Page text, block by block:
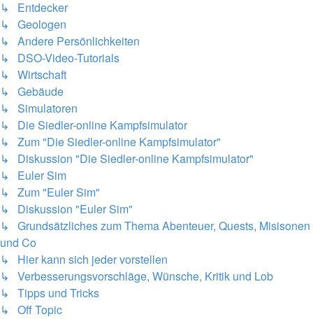
↳ Entdecker
↳ Geologen
↳ Andere Persönlichkeiten
↳ DSO-Video-Tutorials
↳ Wirtschaft
↳ Gebäude
↳ Simulatoren
↳ Die Siedler-online Kampfsimulator
↳ Zum "Die Siedler-online Kampfsimulator"
↳ Diskussion "Die Siedler-online Kampfsimulator"
↳ Euler Sim
↳ Zum "Euler Sim"
↳ Diskussion "Euler Sim"
↳ Grundsätzliches zum Thema Abenteuer, Quests, Misisonen
und Co
↳ Hier kann sich jeder vorstellen
↳ Verbesserungsvorschläge, Wünsche, Kritik und Lob
↳ Tipps und Tricks
↳ Off Topic